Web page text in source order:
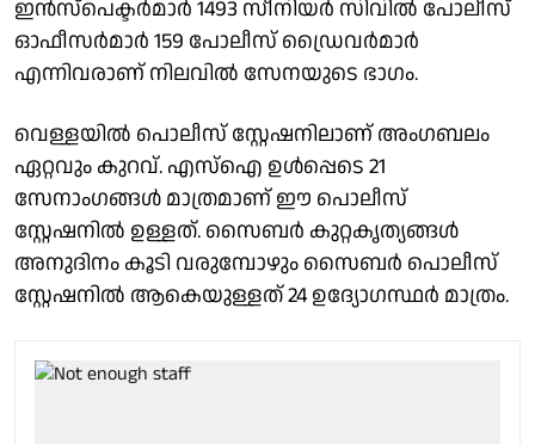
ഇൻസ്പെക്ടർമാർ 1493 സീനിയർ സിവിൽ പോലീസ്
ഓഫീസർമാർ 159 പോലീസ് ഡ്രൈവർമാർ
എന്നിവരാണ് നിലവിൽ സേനയുടെ ഭാഗം.
വെള്ളയിൽ പൊലീസ് സ്റ്റേഷനിലാണ് അംഗബലം
ഏറ്റവും കുറവ്. എസ്ഐ ഉൾപ്പെടെ 21
സേനാംഗങ്ങൾ മാത്രമാണ് ഈ പൊലീസ്
സ്റ്റേഷനിൽ ഉള്ളത്. സൈബർ കുറ്റകൃത്യങ്ങൾ
അനുദിനം കൂടി വരുമ്പോഴും സൈബർ പൊലീസ്
സ്റ്റേഷനിൽ ആകെയുള്ളത് 24 ഉദ്യോഗസ്ഥർ മാത്രം.